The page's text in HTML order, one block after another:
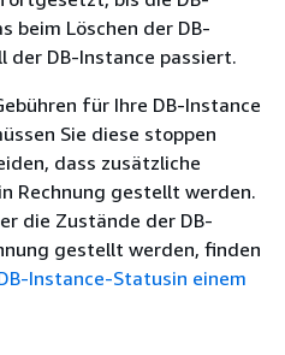
beim Löschen der DB-
der DB-Instance passiert.
für Ihre DB-Instance
Sie diese stoppen
dass zusätzliche
Rechnung gestellt werden.
die Zustände der DB-
gestellt werden, finden
Instance-Statusin einem